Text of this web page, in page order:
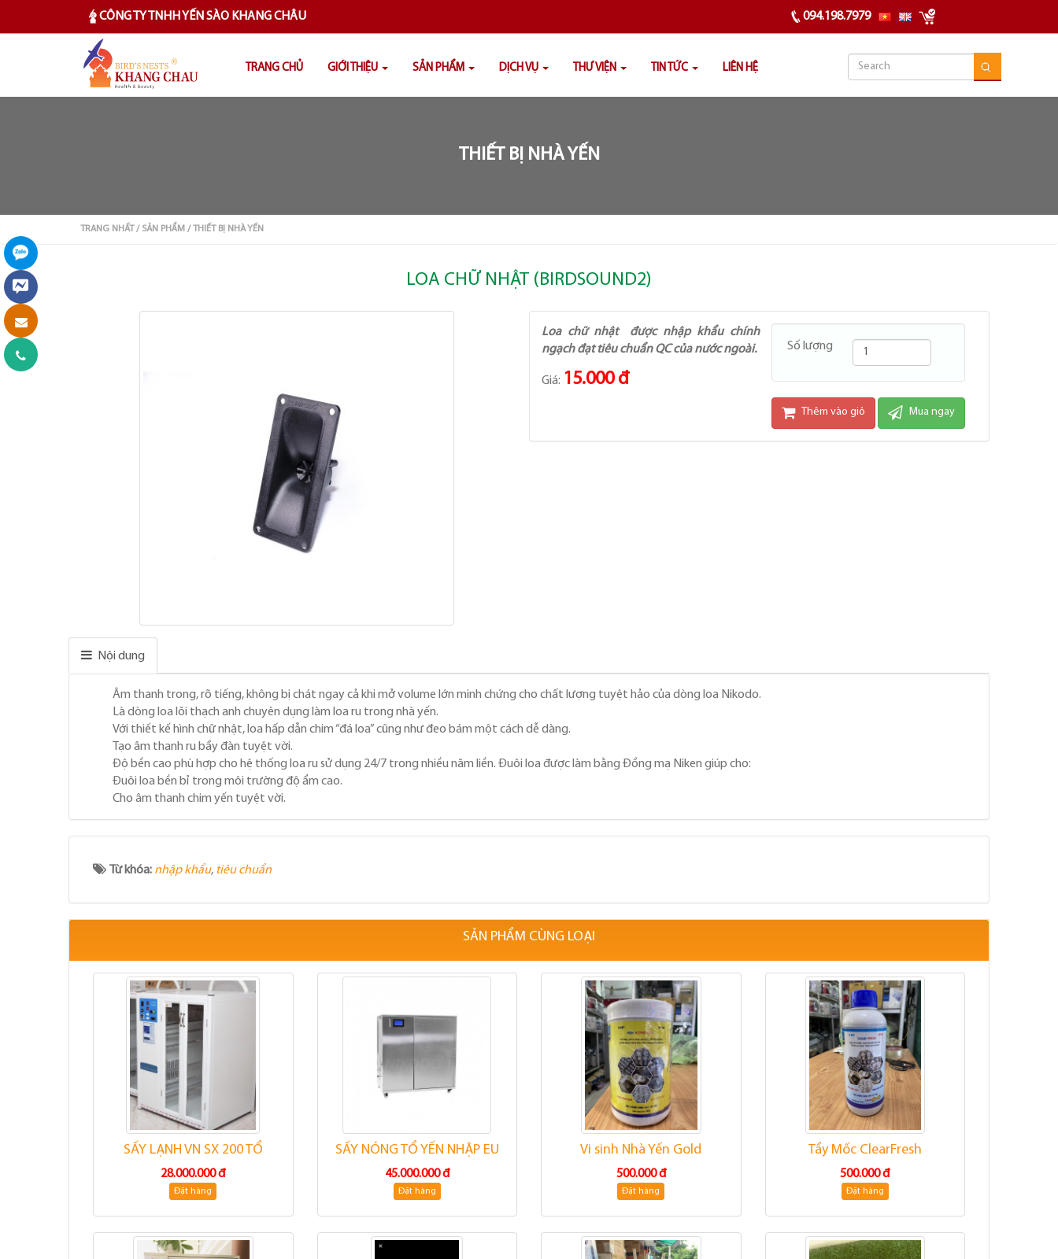
CÔNG TY TNHH YẾN SÀO KHANG CHÂU 094.198.7979
TRANG CHỦ GIỚI THIỆU SẢN PHẨM DỊCH VỤ THƯ VIỆN TIN TỨC LIÊN HỆ
THIẾT BỊ NHÀ YẾN
TRANG NHẤT / SẢN PHẨM / THIẾT BỊ NHÀ YẾN
LOA CHỮ NHẬT (BIRDSOUND2)
Loa chữ nhật được nhập khẩu chính
ngạch đạt tiêu chuẩn QC của nước ngoài.
Giá: 15.000 đ
Số lượng
Thêm vào giỏ Mua ngay
Nội dung
Âm thanh trong, rõ tiếng, không bị chát ngay cả khi mở volume lớn minh chứng cho chất lượng tuyệt hảo của dòng loa Nikodo.
Là dòng loa lõi thạch anh chuyên dụng làm loa ru trong nhà yến.
Với thiết kế hình chữ nhật, loa hấp dẫn chim “đá loa” cũng như đeo bám một cách dễ dàng.
Tạo âm thanh ru bầy đàn tuyệt vời.
Độ bền cao phù hợp cho hệ thống loa ru sử dụng 24/7 trong nhiều năm liền. Đuôi loa được làm bằng Đồng mạ Niken giúp cho:
Đuôi loa bền bỉ trong môi trường độ ẩm cao.
Cho âm thanh chim yến tuyệt vời.
Từ khóa: nhập khẩu, tiêu chuẩn
SẢN PHẨM CÙNG LOẠI
SẤY LẠNH VN SX 200 TỔ
28.000.000 đ
Đặt hàng
SẤY NÓNG TỔ YẾN NHẬP EU
45.000.000 đ
Đặt hàng
Vi sinh Nhà Yến Gold
500.000 đ
Đặt hàng
Tẩy Mốc ClearFresh
500.000 đ
Đặt hàng